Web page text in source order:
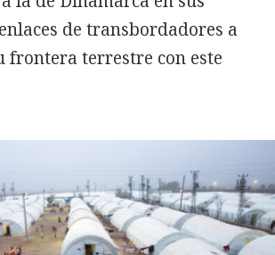
de transbordadores a
frontera terrestre con este